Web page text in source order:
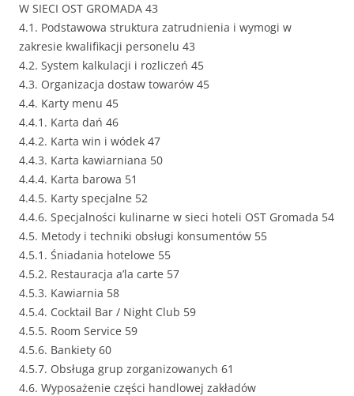
W SIECI OST GROMADA 43
4.1. Podstawowa struktura zatrudnienia i wymogi w
zakresie kwalifikacji personelu 43
4.2. System kalkulacji i rozliczeń 45
4.3. Organizacja dostaw towarów 45
4.4. Karty menu 45
4.4.1. Karta dań 46
4.4.2. Karta win i wódek 47
4.4.3. Karta kawiarniana 50
4.4.4. Karta barowa 51
4.4.5. Karty specjalne 52
4.4.6. Specjalności kulinarne w sieci hoteli OST Gromada 54
4.5. Metody i techniki obsługi konsumentów 55
4.5.1. Śniadania hotelowe 55
4.5.2. Restauracja a’la carte 57
4.5.3. Kawiarnia 58
4.5.4. Cocktail Bar / Night Club 59
4.5.5. Room Service 59
4.5.6. Bankiety 60
4.5.7. Obsługa grup zorganizowanych 61
4.6. Wyposażenie części handlowej zakładów